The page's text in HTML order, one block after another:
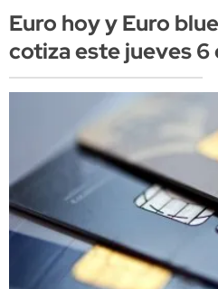
Euro hoy y Euro
cotiza este jueves 6